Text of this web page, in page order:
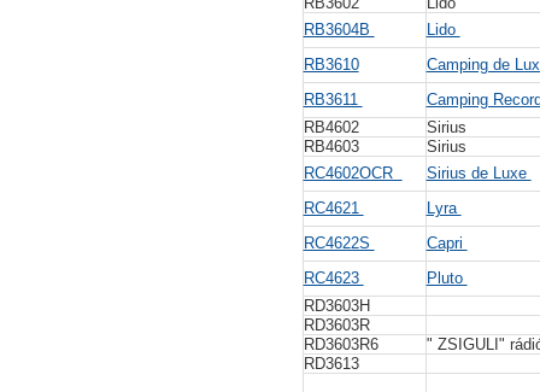
RB3604B
Lido
RB3610
Camping de
RB3611
Camping
RB4602
Sirius
RB4603
Sirius
RC4602OCR
Sirius de Luxe
RC4621
Lyra
RC4622S
Capri
RC4623
Pluto
RD3603H
RD3603R
RD3603R6
" ZSIGULI"
RD3613